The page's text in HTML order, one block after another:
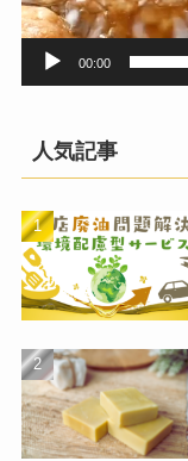
00:00
人気記事